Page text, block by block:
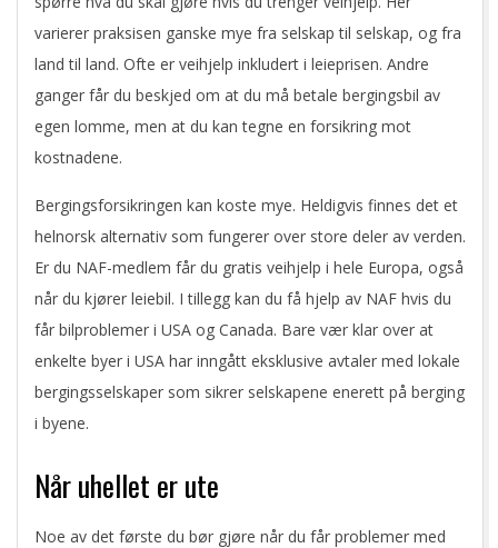
varierer praksisen ganske mye fra selskap til selskap, og fra
land til land. Ofte er veihjelp inkludert i leieprisen. Andre
ganger får du beskjed om at du må betale bergingsbil av
egen lomme, men at du kan tegne en forsikring mot
kostnadene.
Bergingsforsikringen kan koste mye. Heldigvis finnes det et
helnorsk alternativ som fungerer over store deler av verden.
Er du NAF-medlem får du gratis veihjelp i hele Europa, også
når du kjører leiebil. I tillegg kan du få hjelp av NAF hvis du
får bilproblemer i USA og Canada. Bare vær klar over at
enkelte byer i USA har inngått eksklusive avtaler med lokale
bergingsselskaper som sikrer selskapene enerett på berging
i byene.
Når uhellet er ute
Noe av det første du bør gjøre når du får problemer med